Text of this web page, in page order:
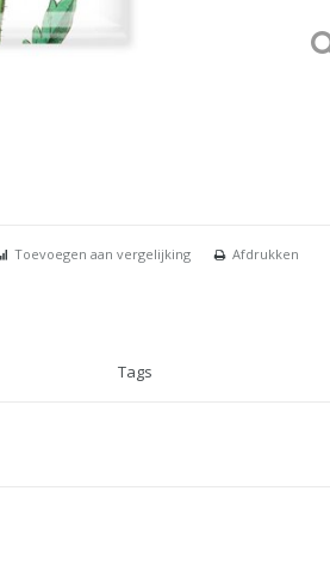
Toevoegen aan vergelijking Afdrukken
Tags